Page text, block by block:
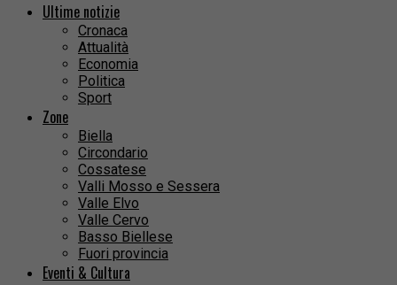
Ultime notizie
Cronaca
Attualità
Economia
Politica
Sport
Zone
Biella
Circondario
Cossatese
Valli Mosso e Sessera
Valle Elvo
Valle Cervo
Basso Biellese
Fuori provincia
Eventi & Cultura